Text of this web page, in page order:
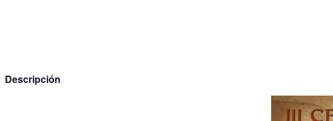
Descripción